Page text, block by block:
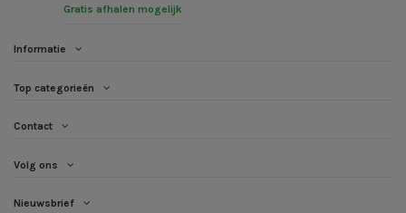
Gratis afhalen mogelijk
Informatie
Top categorieën
Contact
Volg ons
Nieuwsbrief